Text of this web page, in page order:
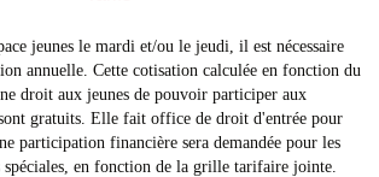
jeunes le mardi et/ou le jeudi, il est nécessaire
annuelle. Cette cotisation calculée en fonction du
droit aux jeunes de pouvoir participer aux
gratuits. Elle fait office de droit d'entrée pour
participation financière sera demandée pour les
spéciales, en fonction de la grille tarifaire jointe.